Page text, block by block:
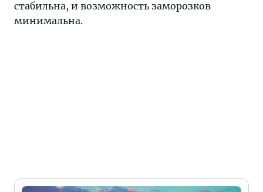
стабильна, и возможность заморозков
минимальна.